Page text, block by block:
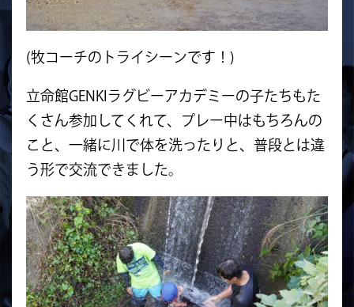
(牧コーチのトライシーンです！)
立命館GENKIラグビーアカデミーの子たちもた
くさん参加してくれて、プレー中はもちろんの
こと、一緒に川で体を洗ったりと、普段とは違
う形で交流できました。